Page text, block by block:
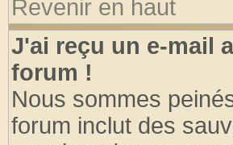
Revenir en haut
J'ai reçu un e-mail
forum !
Nous sommes
forum inclut des